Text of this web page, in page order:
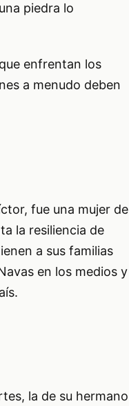
piedra lo
enfrentan los
a menudo deben
fue una mujer de
la resiliencia de
a sus familias
en los medios y
la de su hermano